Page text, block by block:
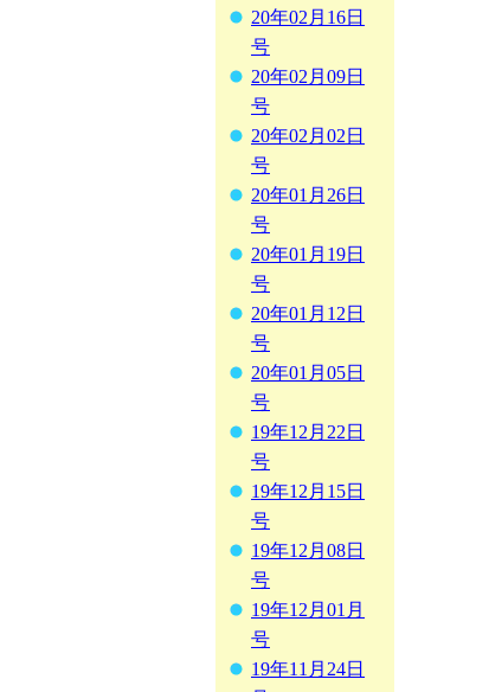
20年02月16日
号
20年02月09日
号
20年02月02日
号
20年01月26日
号
20年01月19日
号
20年01月12日
号
20年01月05日
号
19年12月22日
号
19年12月15日
号
19年12月08日
号
19年12月01月
号
19年11月24日